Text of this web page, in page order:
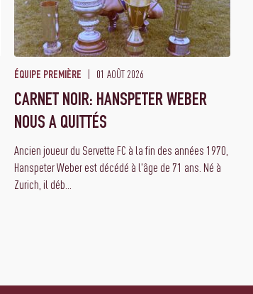
ÉQUIPE PREMIÈRE 01 AOÛT 2026
CARNET NOIR: HANSPETER WEBER
NOUS A QUITTÉS
Ancien joueur du Servette FC à la fin des années 1970,
Hanspeter Weber est décédé à l'âge de 71 ans. Né à
Zurich, il déb...